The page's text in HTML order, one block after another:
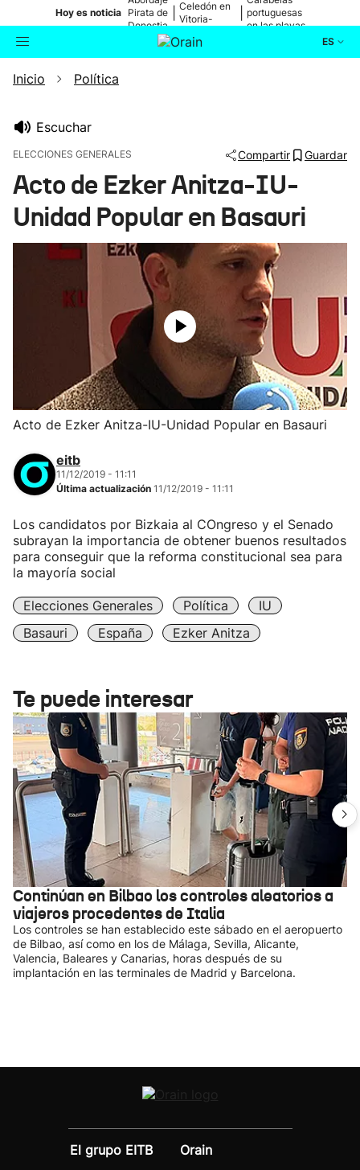
Hoy es noticia Pirata de
Donostia
Celedón en
Vitoria-
portuguesas
en las playas
ES
Buscador
Ikusmiran
Eguraldia
Inicio Política
Escuchar
ELECCIONES GENERALES Compartir Guardar
Acto de Ezker Anitza-IU-
Unidad Popular en Basauri
Acto de Ezker Anitza-IU-Unidad Popular en Basauri
eitb
11/12/2019 - 11:11
Última actualización 11/12/2019 - 11:11
Los candidatos por Bizkaia al COngreso y el Senado
subrayan la importancia de obtener buenos resultados
para conseguir que la reforma constitucional sea para
la mayoría social
Elecciones Generales Política
IU
Basauri
España Ezker Anitza
Te puede interesar
Continúan en Bilbao los controles aleatorios a
viajeros procedentes de Italia
Los controles se han establecido este sábado en el aeropuerto
de Bilbao, así como en los de Málaga, Sevilla, Alicante,
Valencia, Baleares y Canarias, horas después de su
implantación en las terminales de Madrid y Barcelona.
El grupo EITB
Orain